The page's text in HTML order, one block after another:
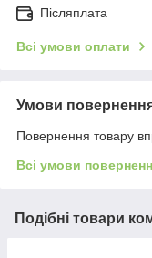
Післяплата
Всі умови оплати
Умови
Повернення товару
Всі умови
Подібні товари